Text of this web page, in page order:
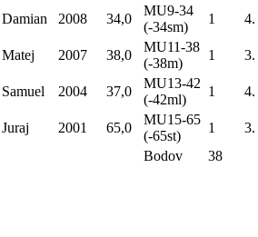
Damian 2008 34,0
MU9-34
(-34sm)
1 4.
Matej 2007 38,0
MU11-38
(-38m)
1 3.
Samuel 2004 37,0
MU13-42
(-42ml)
1 4.
Juraj 2001 65,0
MU15-65
(-65st)
1
3.
Bodov 38